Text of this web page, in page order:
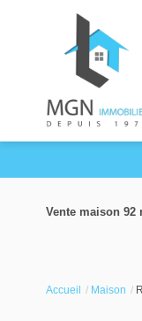
Vente maison 92
Accueil Maison